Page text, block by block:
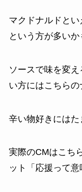
マクドナルドとい
という方が多いか
ソースで味を変
い方にはこちらの
辛い物好きにはた
実際のCMはこち
ット「応援って